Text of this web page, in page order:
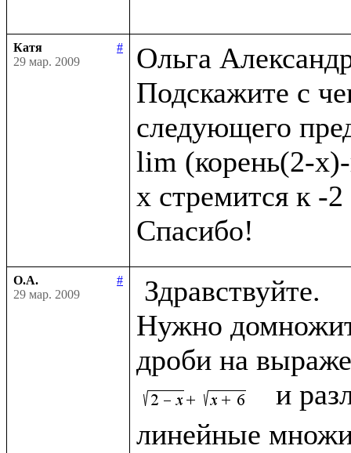
Катя
#
29 мар. 2009
Ольга
Подскажите с
следующего
lim (корень(2-
x стремится к -2
О.А.
#
29 мар. 2009
Нужно
дроби на
и